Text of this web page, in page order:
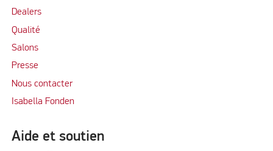
Dealers
Qualité
Salons
Presse
Nous contacter
Isabella Fonden
Aide et soutien